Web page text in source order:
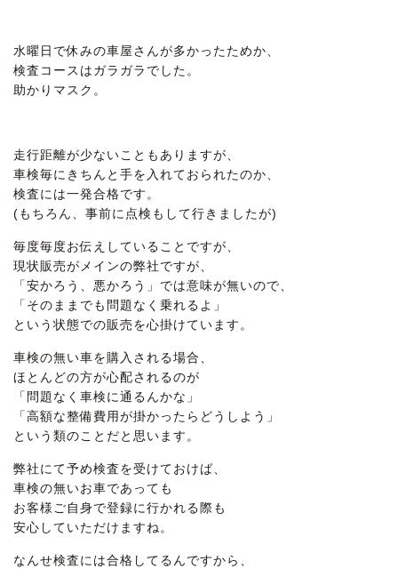
水曜日で休みの車屋さんが多かったためか、
検査コースはガラガラでした。
助かりマスク。
走行距離が少ないこともありますが、
車検毎にきちんと手を入れておられたのか、
検査には一発合格です。
(もちろん、事前に点検もして行きましたが)
毎度毎度お伝えしていることですが、
現状販売がメインの弊社ですが、
「安かろう、悪かろう」では意味が無いので、
「そのままでも問題なく乗れるよ」
という状態での販売を心掛けています。
車検の無い車を購入される場合、
ほとんどの方が心配されるのが
「問題なく車検に通るんかな」
「高額な整備費用が掛かったらどうしよう」
という類のことだと思います。
弊社にて予め検査を受けておけば、
車検の無いお車であっても
お客様ご自身で登録に行かれる際も
安心していただけますね。
なんせ検査には合格してるんですから、